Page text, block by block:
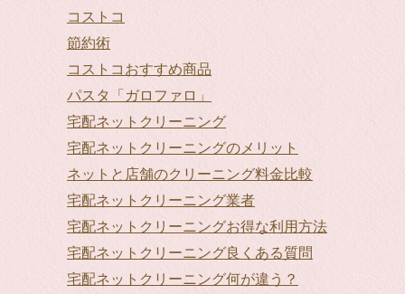
コストコ
節約術
コストコおすすめ商品
パスタ「ガロファロ」
宅配ネットクリーニング
宅配ネットクリーニングのメリット
ネットと店舗のクリーニング料金比較
宅配ネットクリーニング業者
宅配ネットクリーニングお得な利用方法
宅配ネットクリーニング良くある質問
宅配ネットクリーニング何が違う？